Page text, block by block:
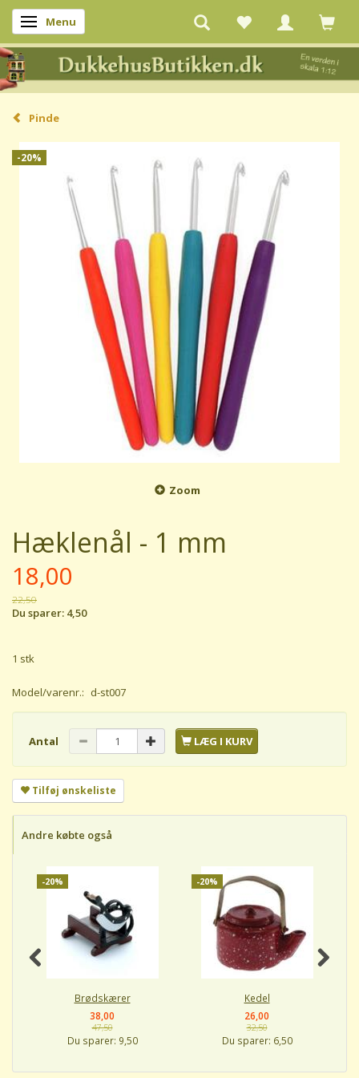
Skifte navigation
Menu
Pinde
-20%
Zoom
Hæklenål - 1 mm
18,00
22,50
Du sparer: 4,50
1 stk
Model/varenr.: d-st007
Antal LÆG I KURV
Tilføj ønskeliste
Andre købte også
-20%
Brødskærer
38,00
47,50
Du sparer: 9,50
-20%
Kedel
26,00
32,50
Du sparer: 6,50